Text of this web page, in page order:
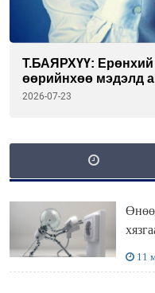
Т.БАЯРХҮҮ:
өөрийнхөө мэдэлд
ОРЖ ИРЭХ
2026-07-23
11